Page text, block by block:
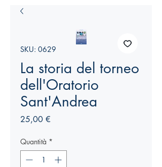
SKU: 0629
La storia del torneo
dell'Oratorio
Sant'Andrea
25,00 €
Quantità *